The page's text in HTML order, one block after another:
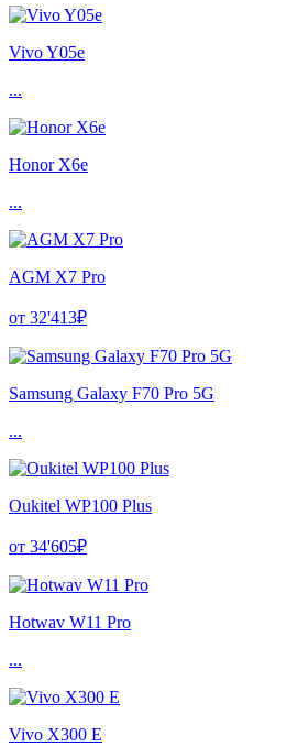
Vivo Y05e
...
Honor X6e
...
AGM X7 Pro
от 32'413₽
Samsung Galaxy F70 Pro 5G
...
Oukitel WP100 Plus
от 34'605₽
Hotwav W11 Pro
...
Vivo X300 E